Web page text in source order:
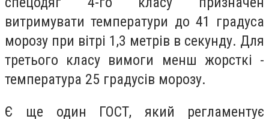
витримувати температури до 41 градуса
морозу при вітрі 1,3 метрів в секунду. Для
третього класу вимоги менш жорсткі -
температура 25 градусів морозу.
Є ще один ГОСТ, який регламентує